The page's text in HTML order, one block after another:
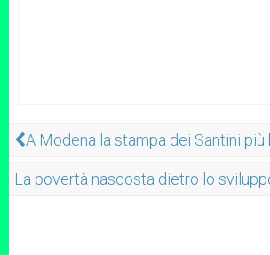
A Modena la stampa dei Santini più
La povertà nascosta dietro lo